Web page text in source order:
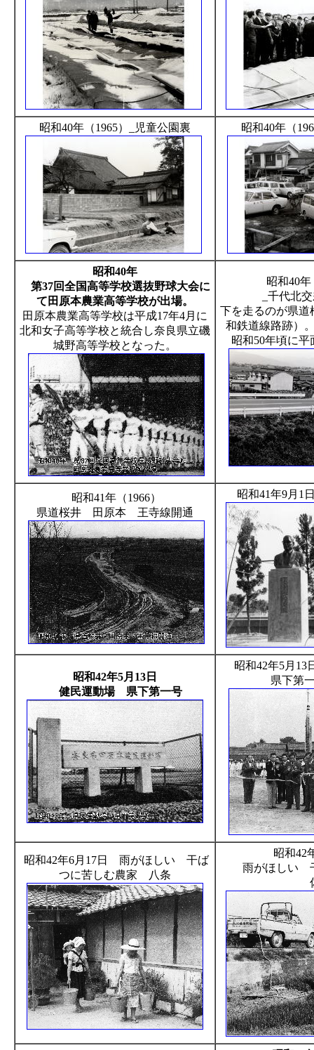
昭和40年（1965）_児童公園裏 昭和40年（
昭和40年
第37回全国高等学校選抜野球大会に
て田原本農業高等学校が出場。
田原本農業高等学校は平成17年4月に
北和女子高等学校と統合し奈良県立磯
城野高等学校となった。
昭和40年
_千代北
下を走るのが県道
和鉄道線路跡）
昭和50年頃に
昭和41年（1966）
県道桜井 田原本 王寺線開通
昭和41年9月1
昭和42年5月13日
健民運動場 県下第一号
昭和42年5月
県下第
昭和42年6月17日 雨がほしい 干ば
つに苦しむ農家 八条
昭和42
雨がほしい